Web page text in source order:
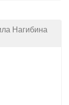
Нагибина